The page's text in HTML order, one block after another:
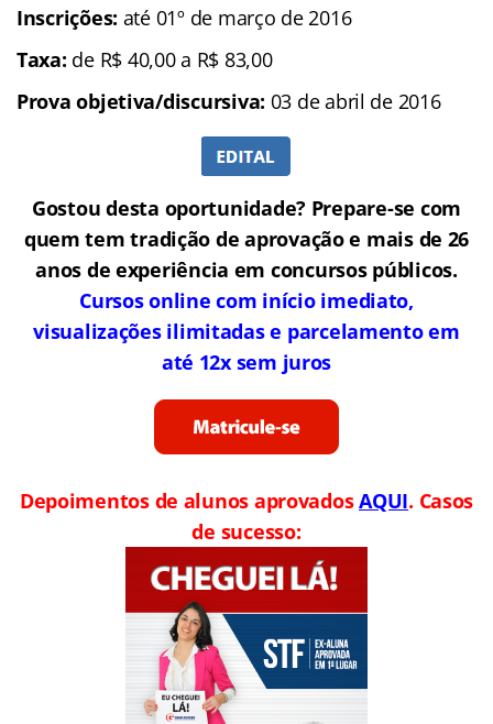
Inscrições: até 01º de março de 2016
Taxa: de R$ 40,00 a R$ 83,00
Prova objetiva/discursiva: 03 de abril de 2016
Gostou desta oportunidade? Prepare-se com
quem tem tradição de aprovação e mais de 26
anos de experiência em concursos públicos.
Cursos online com início imediato,
visualizações ilimitadas e parcelamento em
até 12x sem juros
Depoimentos de alunos aprovadosAQUI. Casos
de sucesso: